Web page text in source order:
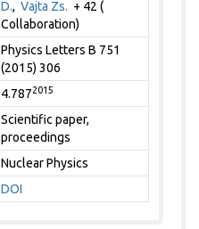
D.,Vajta Zs. + 42 (
Collaboration)
Physics Letters B 751
(2015) 306
4.7872015
Scientific paper,
proceedings
Nuclear Physics
DOI